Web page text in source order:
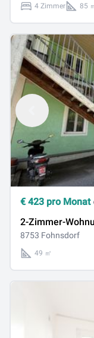
4 Zimmer 85
€ 423 pro Monat
2-Zimmer-
8753 Fohnsdorf
49 ㎡